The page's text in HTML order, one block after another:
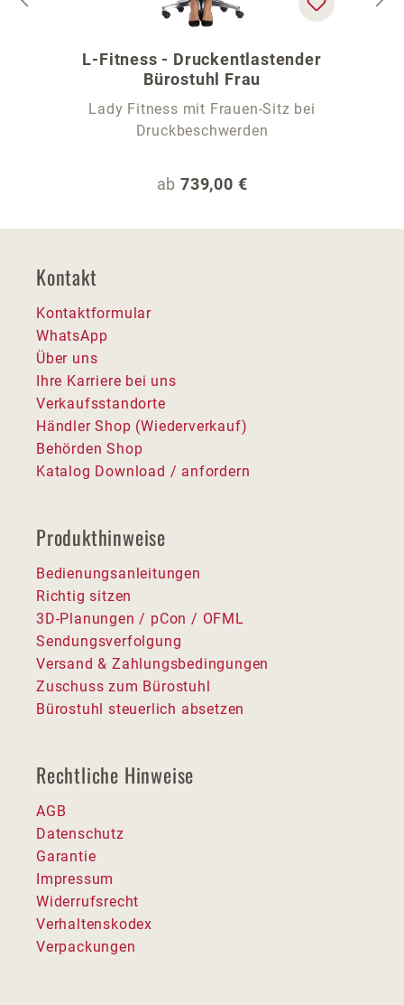
L-Fitness - Druckentlastender
Bürostuhl Frau
Lady Fitness mit Frauen-Sitz bei
Druckbeschwerden
Regulärer Preis:
ab 739,00 €
Kontakt
Kontaktformular
WhatsApp
Über uns
Ihre Karriere bei uns
Verkaufsstandorte
Händler Shop (Wiederverkauf)
Behörden Shop
Katalog Download / anfordern
Produkthinweise
Bedienungsanleitungen
Richtig sitzen
3D-Planungen / pCon / OFML
Sendungsverfolgung
Versand & Zahlungsbedingungen
Zuschuss zum Bürostuhl
Bürostuhl steuerlich absetzen
Rechtliche Hinweise
AGB
Datenschutz
Garantie
Impressum
Widerrufsrecht
Verhaltenskodex
Verpackungen